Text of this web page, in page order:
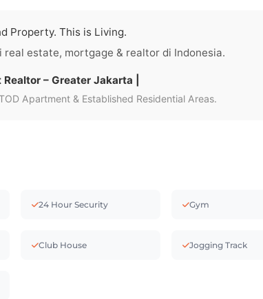
Property. This is Living.
real estate, mortgage & realtor di Indonesia.
– Greater Jakarta |
Apartment & Established Residential Areas.
24 Hour Security Gym
Club House Jogging Track